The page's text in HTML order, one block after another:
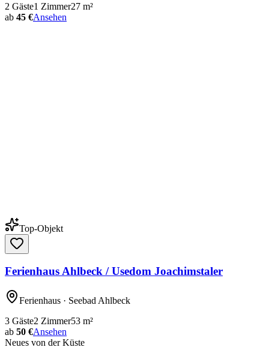
2 Gäste1 Zimmer27 m²
ab 45 €Ansehen
Top-Objekt
Ferienhaus Ahlbeck / Usedom Joachimstaler
Ferienhaus · Seebad Ahlbeck
3 Gäste2 Zimmer53 m²
ab 50 €Ansehen
Neues von der Küste